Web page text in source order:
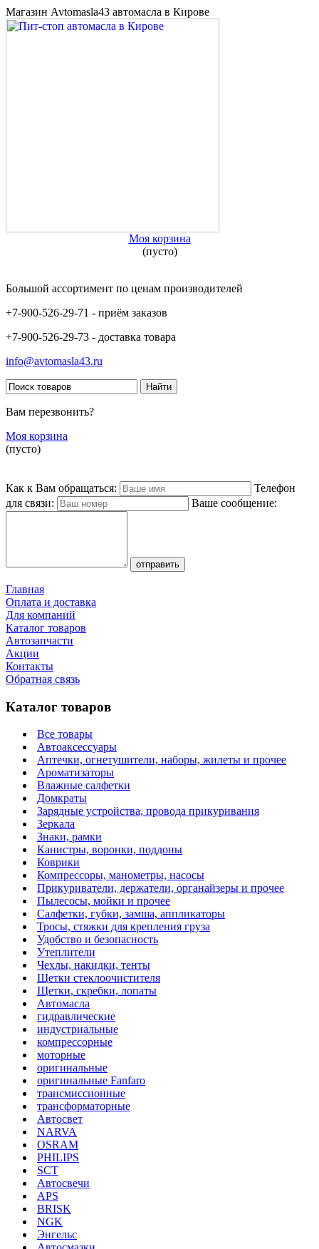
Магазин Avtomasla43 автомасла в Кирове
Моя корзина
(пусто)
Большой ассортимент по ценам производителей
+7-900-526-29-71 - приём заказов
+7-900-526-29-73 - доставка товара
info@avtomasla43.ru
Вам перезвонить?
Моя корзина
(пусто)
Как к Вам обращаться:
Телефон
для связи:
Ваше сообщение:
Главная
Оплата и доставка
Для компаний
Каталог товаров
Автозапчасти
Акции
Контакты
Обратная связь
Каталог товаров
Все товары
Автоаксессуары
Аптечки, огнетушители, наборы, жилеты и прочее
Ароматизаторы
Влажные салфетки
Домкраты
Зарядные устройства, провода прикуривания
Зеркала
Знаки, рамки
Канистры, воронки, поддоны
Коврики
Компрессоры, манометры, насосы
Прикуриватели, держатели, органайзеры и прочее
Пылесосы, мойки и прочее
Салфетки, губки, замша, аппликаторы
Тросы, стяжки для крепления груза
Удобство и безопасность
Утеплители
Чехлы, накидки, тенты
Щетки стеклоочистителя
Щетки, скребки, лопаты
Автомасла
гидравлические
индустриальные
компрессорные
моторные
оригинальные
оригинальные Fanfaro
трансмиссионные
трансформаторные
Автосвет
NARVA
OSRAM
PHILIPS
SCT
Автосвечи
APS
BRISK
NGK
Энгельс